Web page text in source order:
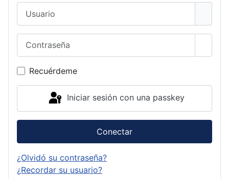
Recuérdeme
Iniciar sesión con una passkey
Conectar
¿Olvidó su contraseña?
¿Recordar su usuario?